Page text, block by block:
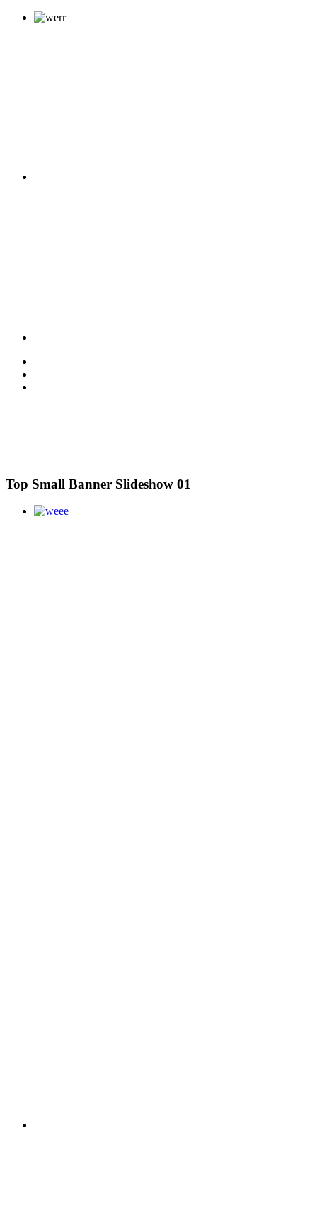
Top Small Banner Slideshow 01